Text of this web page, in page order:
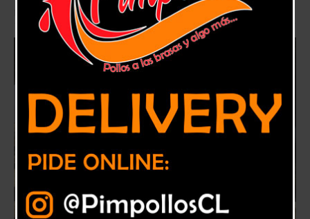
25 septiembre, 2019 Región